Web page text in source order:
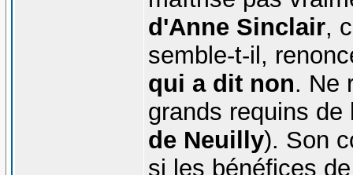
d'Anne Sinclair,
semble-t-il,
qui a dit non. Ne
grands requins
de Neuilly). Son
si les bénéfices